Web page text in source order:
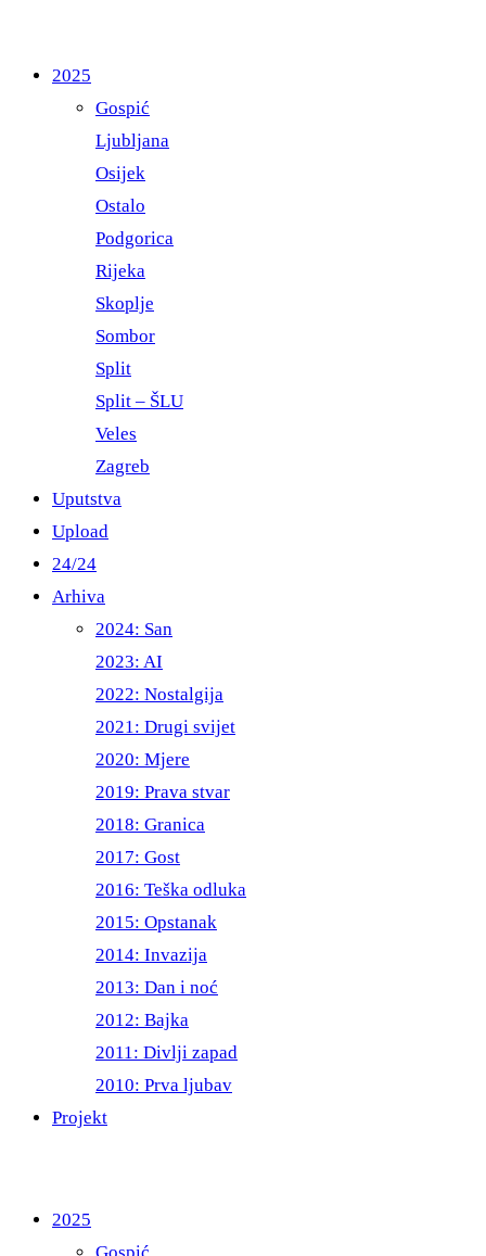
2025
Gospić
Ljubljana
Osijek
Ostalo
Podgorica
Rijeka
Skoplje
Sombor
Split
Split – ŠLU
Veles
Zagreb
Uputstva
Upload
24/24
Arhiva
2024: San
2023: AI
2022: Nostalgija
2021: Drugi svijet
2020: Mjere
2019: Prava stvar
2018: Granica
2017: Gost
2016: Teška odluka
2015: Opstanak
2014: Invazija
2013: Dan i noć
2012: Bajka
2011: Divlji zapad
2010: Prva ljubav
Projekt
2025